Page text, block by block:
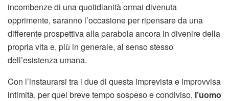
incombenze di una quotidianità ormai divenuta
opprimente, saranno l’occasione per ripensare da una
differente prospettiva alla parabola ancora in divenire della
propria vita e, più in generale, al senso stesso
dell’esistenza umana.
Con l’instaurarsi tra i due di questa imprevista e improvvisa
intimità, per quel breve tempo sospeso e condiviso, l’uomo